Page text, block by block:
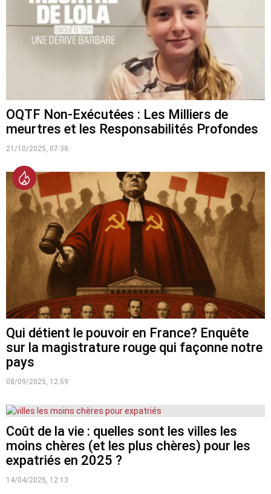
OQTF Non-Exécutées : Les Milliers de
meurtres et les Responsabilités Profondes
21/10/2025, 07:38
Qui détient le pouvoir en France? Enquête
sur la magistrature rouge qui façonne notre
pays
08/09/2025, 12:59
Coût de la vie : quelles sont les villes les
moins chères (et les plus chères) pour les
expatriés en 2025 ?
14/04/2025, 12:13